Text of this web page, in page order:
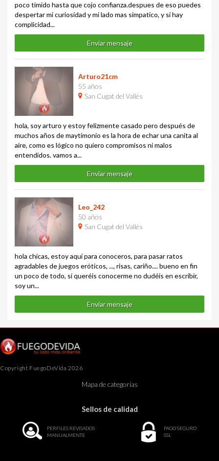
poco timido hasta que cojo confianza.despues de eso puedes
despertar mi curiosidad y mi lado mas simpatico, y si hay
complicidad...
Enviar mensaje
Arturo21cm
55 años
San Cugat del Vallés
hola, soy arturo y estoy felizmente casado pero después de
muchos años de maytimonio es la hora de echar una canita al
aire, como es lógico no quiero compromisos ni malos
entendidos. vamos a...
Enviar mensaje
Leo_242
50 años
San Cugat del Vallés
hola chicas, estoy aquí para conoceros, para pasar ratos
agradables de juegos eróticos, ..., risas, cariño.... bueno en fin
un poco de todo, si queréis conocerme no dudéis en escribir,
soy un...
Enviar mensaje
Copyright FuegoDeVida 2026
Mapa de categorías
Sellos de calidad
PERFILES REVISADOS
MANUALMENTE
PAGO SEGURO
SSL